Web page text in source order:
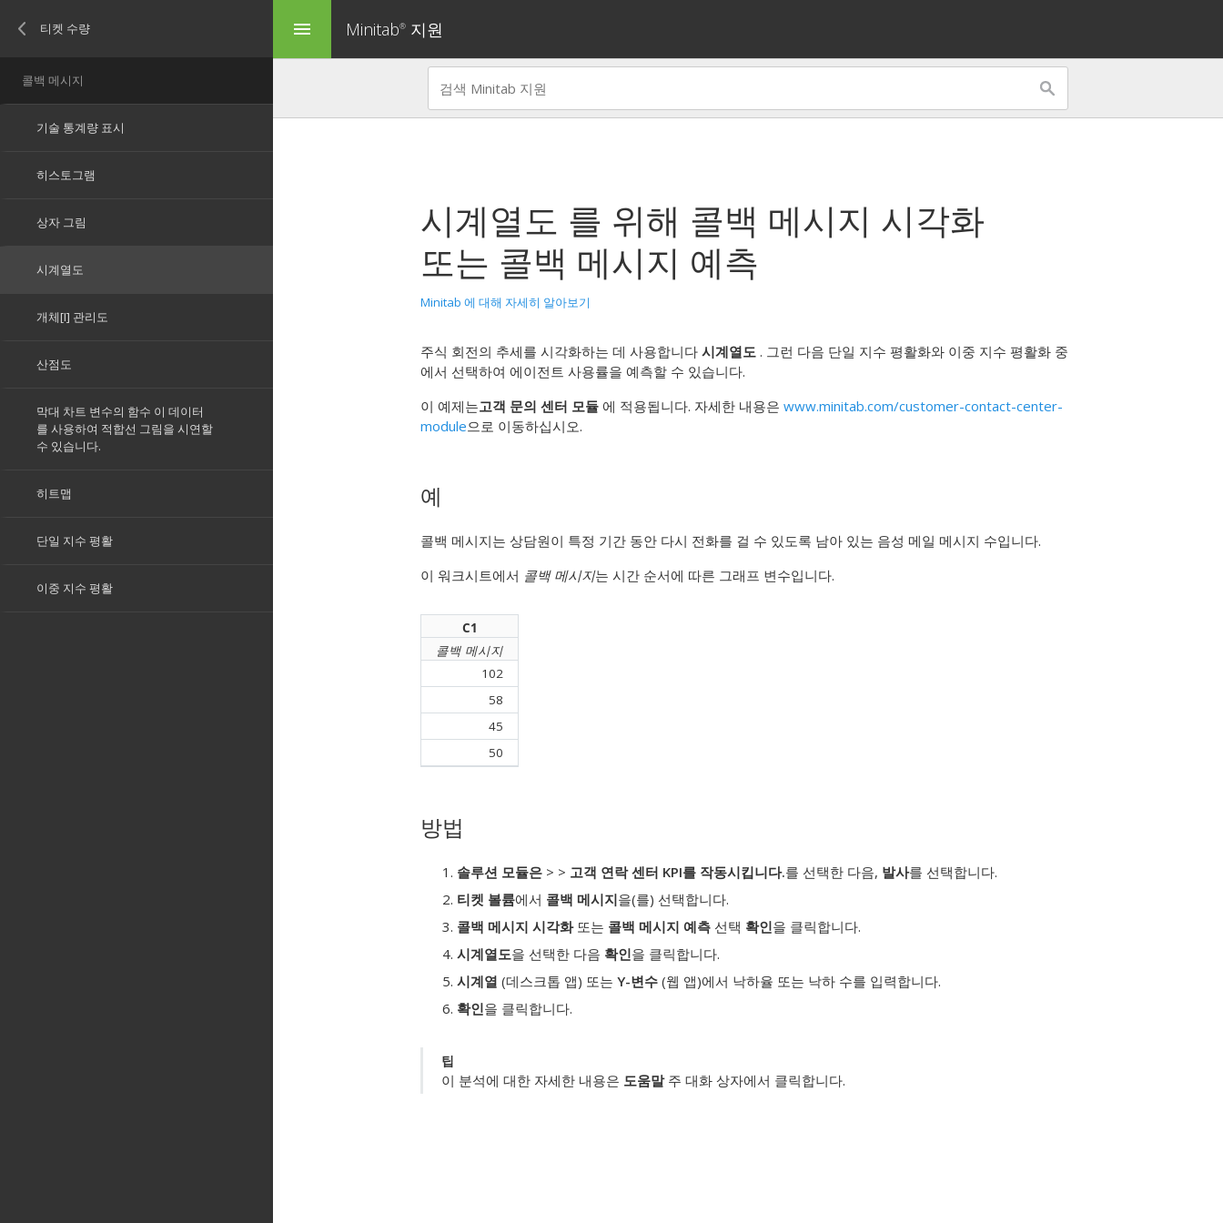
menu Minitab® 지원
시계열도 를 위해 콜백 메시지 시각화
또는 콜백 메시지 예측
Minitab 에 대해 자세히 알아보기
주식 회전의 추세를 시각화하는 데 사용합니다 시계열도 . 그런 다음 단일 지수 평활화와 이중 지수 평활화 중
에서 선택하여 에이전트 사용률을 예측할 수 있습니다.
이 예제는고객 문의 센터 모듈 에 적용됩니다. 자세한 내용은 www.minitab.com/customer-contact-center-
module으로 이동하십시오.
예
콜백 메시지는 상담원이 특정 기간 동안 다시 전화를 걸 수 있도록 남아 있는 음성 메일 메시지 수입니다.
이 워크시트에서 콜백 메시지는 시간 순서에 따른 그래프 변수입니다.
C1
콜백 메시지
102
58
45
50
방법
솔루션 모듈은 > > 고객 연락 센터 KPI를 작동시킵니다.를 선택한 다음, 발사를 선택합니다.
티켓 볼륨에서 콜백 메시지을(를) 선택합니다.
콜백 메시지 시각화또는 콜백 메시지 예측 선택 확인을 클릭합니다.
시계열도을 선택한 다음 확인을 클릭합니다.
시계열 (데스크톱 앱) 또는 Y-변수 (웹 앱)에서 낙하율 또는 낙하 수를 입력합니다.
확인을 클릭합니다.
팁
이 분석에 대한 자세한 내용은 도움말주 대화 상자에서 클릭합니다.